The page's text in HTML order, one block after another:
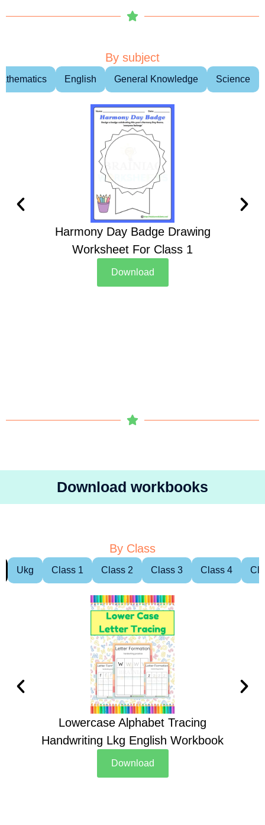
By subject
English General Knowledge Science
Harmony Day Badge Drawing
Worksheet For Class 1
Download
Download workbooks
By Class
Ukg Class 1 Class 2 Class 3 Class 4
Lowercase Alphabet Tracing
Handwriting Lkg English Workbook
Download